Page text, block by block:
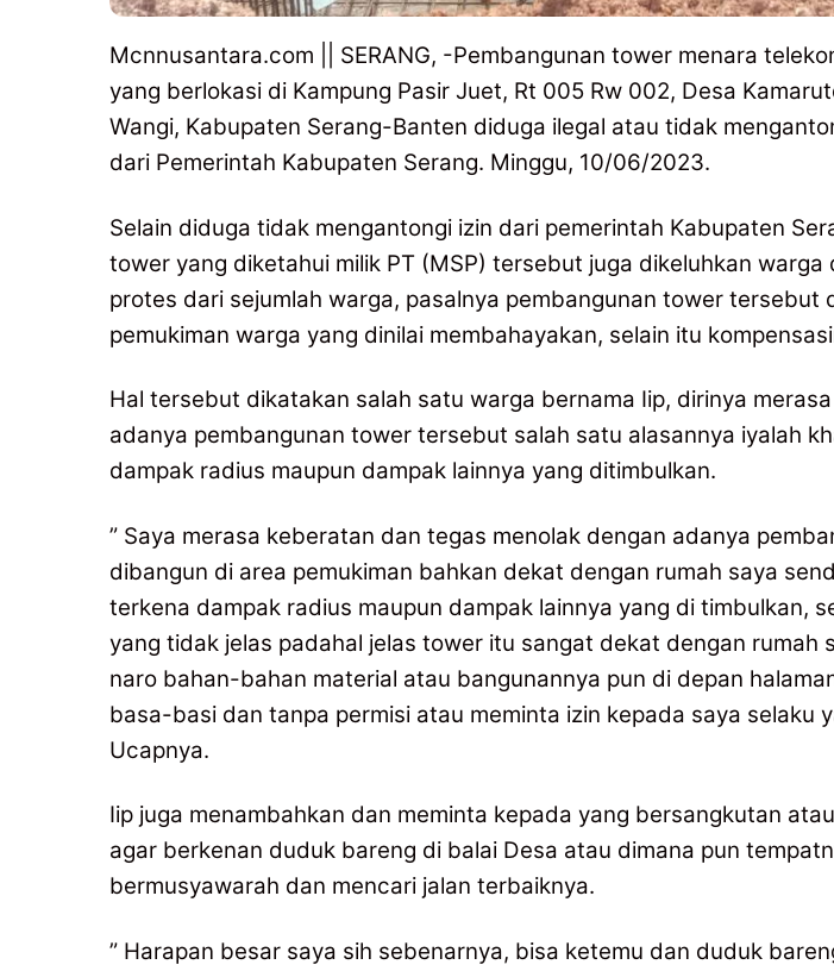
Mcnnusantara.com || SERANG, -Pembangunan tower menara
yang berlokasi di Kampung Pasir Juet, Rt 005 Rw 002, Desa
Wangi, Kabupaten Serang-Banten diduga ilegal atau tidak
dari Pemerintah Kabupaten Serang. Minggu, 10/06/2023.
Selain diduga tidak mengantongi izin dari pemerintah Kabupaten
tower yang diketahui milik PT (MSP) tersebut juga dikeluhkan warga
protes dari sejumlah warga, pasalnya pembangunan tower tersebut
pemukiman warga yang dinilai membahayakan, selain itu
Hal tersebut dikatakan salah satu warga bernama Iip, dirinya
adanya pembangunan tower tersebut salah satu alasannya iyalah
dampak radius maupun dampak lainnya yang ditimbulkan.
” Saya merasa keberatan dan tegas menolak dengan adanya
dibangun di area pemukiman bahkan dekat dengan rumah saya
terkena dampak radius maupun dampak lainnya yang di timbulkan,
yang tidak jelas padahal jelas tower itu sangat dekat dengan rumah
naro bahan-bahan material atau bangunannya pun di depan
basa-basi dan tanpa permisi atau meminta izin kepada saya selaku
Ucapnya.
Iip juga menambahkan dan meminta kepada yang bersangkutan
agar berkenan duduk bareng di balai Desa atau dimana pun
bermusyawarah dan mencari jalan terbaiknya.
” Harapan besar saya sih sebenarnya, bisa ketemu dan duduk